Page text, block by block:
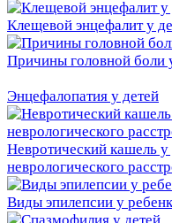
Клещевой энцефалит у
Причины головной боли
Энцефалопатия у детей
Невротический кашель у
неврологического
Виды эпилепсии у